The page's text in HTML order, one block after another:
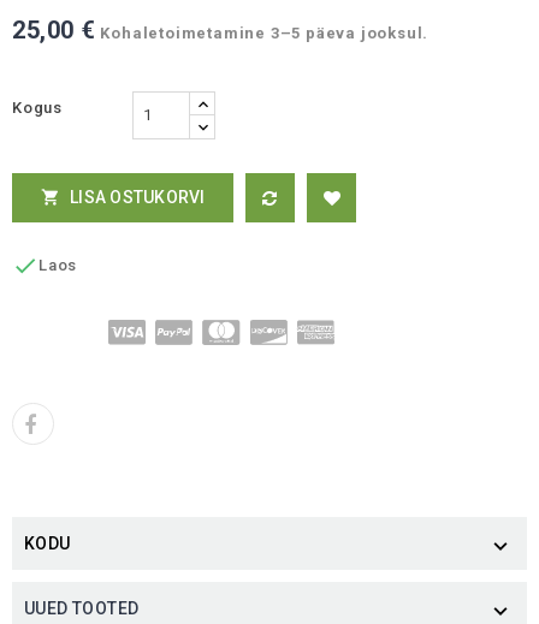
25,00 € Kohaletoimetamine 3–5 päeva jooksul.
Kogus
 LISA OSTUKORVI
 Laos
KODU 
UUED TOOTED 